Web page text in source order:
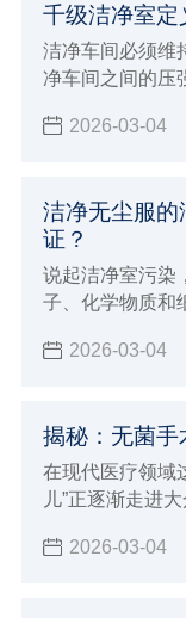
千级洁净室定
洁净车间必须维
净车间之间的压
逆流到高级洁净
2026-03-04
洁净无尘服的
证？
说起洁净室污染
子、化学物质和
埃和静电的防护
2026-03-04
揭秘：无菌手
在现代医疗领域
儿”正逐渐走进
2026-03-04